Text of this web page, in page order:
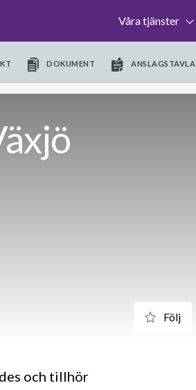
Våra tjänster
DOKUMENT ANSLAGSTAVLA
Följ
och tillhör